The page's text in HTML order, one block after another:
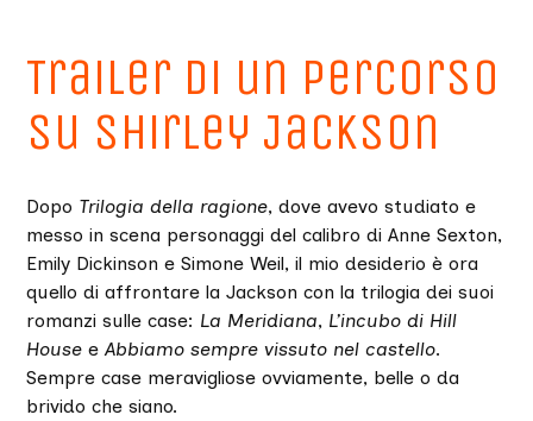
Trailer di un percorso
su Shirley Jackson
Dopo Trilogia della ragione, dove avevo studiato e
messo in scena personaggi del calibro di Anne Sexton,
Emily Dickinson e Simone Weil, il mio desiderio è ora
quello di affrontare la Jackson con la trilogia dei suoi
romanzi sulle case: La Meridiana, L’incubo di Hill
House eAbbiamo semprevissuto nel castello.
Sempre case meravigliose ovviamente, belle o da
brivido che siano.